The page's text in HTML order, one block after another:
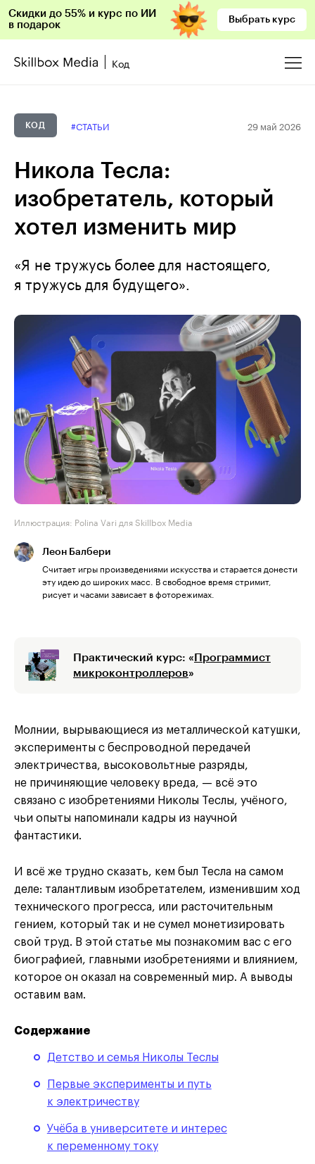
Скидки до 55% и курс по ИИ
в подарок
Выбрать курс
Код
КОД #СТАТЬИ 29 май 2026
Никола Тесла:
изобретатель, который
хотел изменить мир
«Я не тружусь более для настоящего,
я тружусь для будущего».
Иллюстрация: Polina Vari для Skillbox Media
Леон Балбери
Считает игры произведениями искусства и старается донести
эту идею до широких масс. В свободное время стримит,
рисует и часами зависает в фоторежимах.
Практический курс: « Программист
микроконтролле­ров»
Молнии, вырывающиеся из металлической катушки,
эксперименты с беспроводной передачей
электричества, высоковольтные разряды,
не причиняющие человеку вреда, — всё это
связано с изобретениями Николы Теслы, учёного,
чьи опыты напоминали кадры из научной
фантастики.
И всё же трудно сказать, кем был Тесла на самом
деле: талантливым изобретателем, изменившим ход
технического прогресса, или расточительным
гением, который так и не сумел монетизировать
свой труд. В этой статье мы познакомим вас с его
биографией, главными изобретениями и влиянием,
которое он оказал на современный мир. А выводы
оставим вам.
Содержание
Детство и семья Николы Теслы
Первые эксперименты и путь
к электричеству
Учёба в университете и интерес
к переменному току